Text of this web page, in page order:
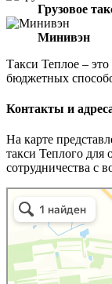
Грузовое
Минивэн
Такси Теплое –
бюджетных
Контакты и
На карте
такси Теплого
сотрудничества с